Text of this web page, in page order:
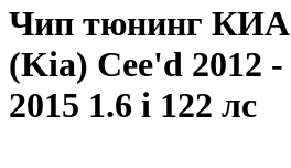
Чип тюнинг КИА
(Kia) Cee'd 2012 -
2015 1.6 i 122 лс